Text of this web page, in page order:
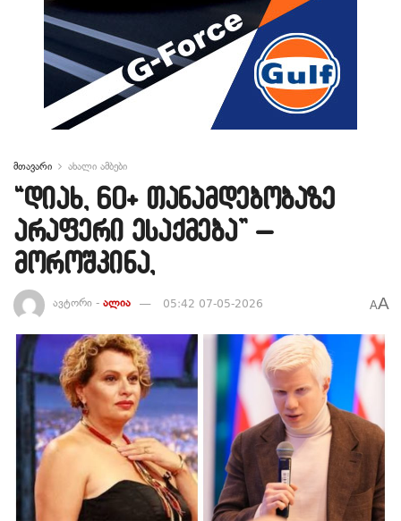
მთავარი ახალი ამბები
“დიახ, 60+ თანამდებობაზე
არაფერი ესაქმება” –
მოროშკინა,
ავტორი - ალია 05:42 07-05-2026 AA